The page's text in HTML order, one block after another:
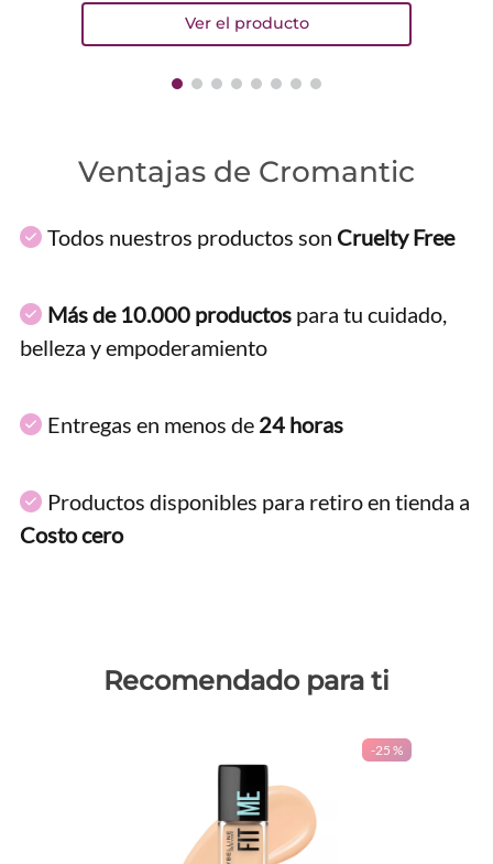
ENVIAR COMENTARIO
Ventajas de Cromantic
Todos nuestros productos son Cruelty Free
Más de 10.000 productos para tu cuidado,
belleza y empoderamiento
Entregas en menos de 24 horas
Productos disponibles para retiro en tienda a
Costo cero
Recomendado para ti
-25 %